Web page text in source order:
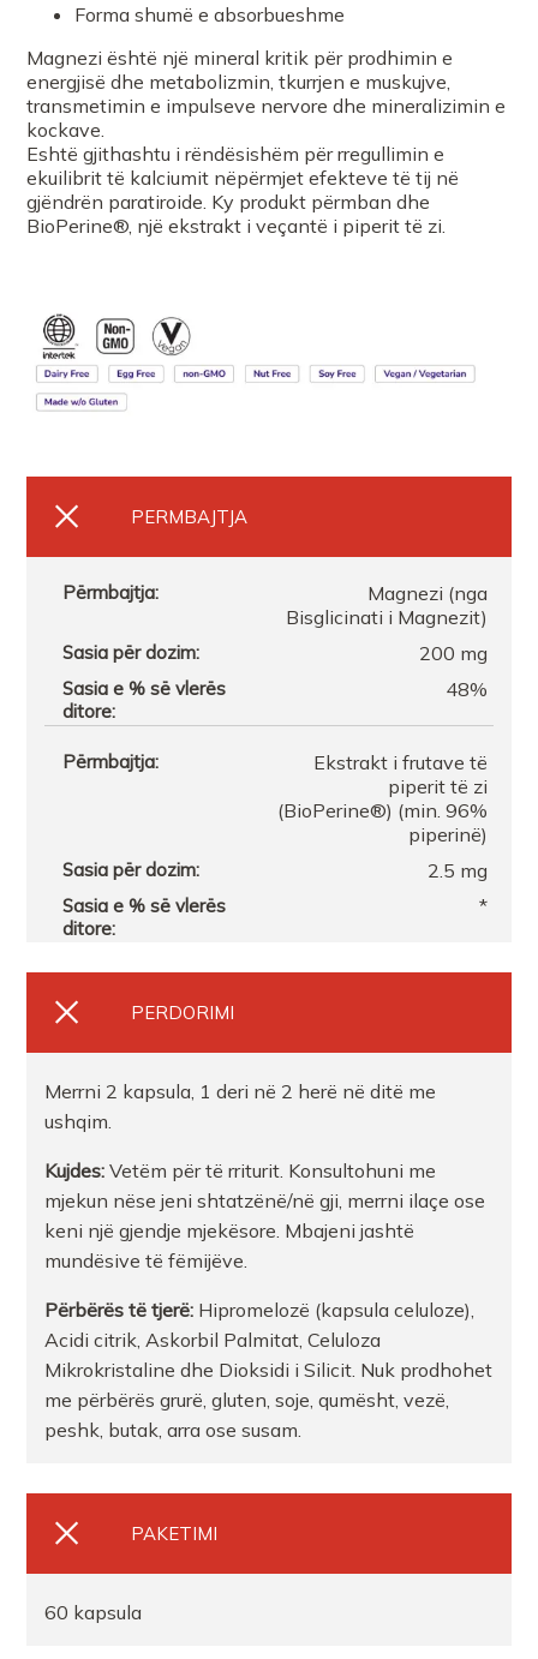
Farmaci ArditFarma
Farmaci ARIES PRIME PHARMA
FARMACI SAJMIR PAPAVANGJELI
Farmaci Izmir Osmani
Farmaci Blerta AlibaliSH
FARMACI EVAFARMA Don Bosko
FARMACI ANGJA DURRES
Farmaci FarmaSeven
FARMACI ANI TIRANE
Farmaci Orange Farmaci 016
FARMACI JONAPHARMASHK
FARMACI MEGI
FARMACI DITE E NATE 14
FARMACI SHEHU 2 TIRANE
Farmaci BLUEPHARMA 3
Farmaci ILUMINA PHARMA porcelan
Farmaci Teuta BR
FARMACI BIO PLUSKO
Forma shumë e absorbueshme
Magnezi është një mineral kritik për prodhimin e
energjisë dhe metabolizmin, tkurrjen e muskujve,
transmetimin e impulseve nervore dhe mineralizimin e
kockave.
Eshtë gjithashtu i rëndësishëm për rregullimin e
ekuilibrit të kalciumit nëpërmjet efekteve të tij në
gjëndrën paratiroide. Ky produkt përmban dhe
BioPerine®, një ekstrakt i veçantë i piperit të zi.
PERMBAJTJA
Magnezi (nga
Bisglicinati i Magnezit)
200 mg
48%
Ekstrakt i frutave të
piperit të zi
(BioPerine®) (min. 96%
piperinë)
2.5 mg
*
PERDORIMI
Merrni 2 kapsula, 1 deri në 2 herë në ditë me
ushqim.
Kujdes: Vetëm për të rriturit. Konsultohuni me
mjekun nëse jeni shtatzënë/në gji, merrni ilaçe ose
keni një gjendje mjekësore. Mbajeni jashtë
mundësive të fëmijëve.
Përbërës të tjerë: Hipromelozë (kapsula celuloze),
Acidi citrik, Askorbil Palmitat, Celuloza
Mikrokristaline dhe Dioksidi i Silicit. Nuk prodhohet
me përbërës grurë, gluten, soje, qumësht, vezë,
peshk, butak, arra ose susam.
PAKETIMI
60 kapsula